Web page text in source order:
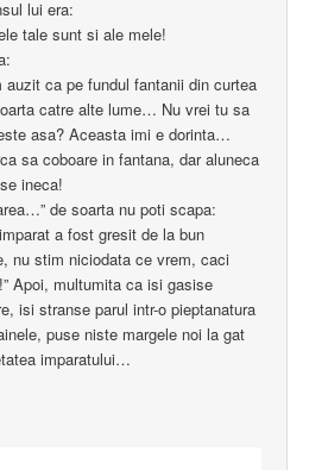
lui era:
tale sunt si ale mele!
auzit ca pe fundul fantanii din curtea
catre alte lume… Nu vrei tu sa
asa? Aceasta imi e dorinta…
sa coboare in fantana, dar aluneca
ineca!
de soarta nu poti scapa:
a fost gresit de la bun
nu stim niciodata ce vrem, caci
Apoi, multumita ca isi gasise
isi stranse parul intr-o pieptanatura
puse niste margele noi la gat
imparatului…